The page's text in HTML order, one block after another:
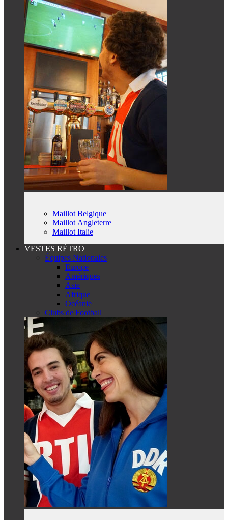
Maillot Belgique
Maillot Angleterre
Maillot Italie
VESTES RÉTRO
Équipes Nationales
Europe
Amériques
Asie
Afrique
Océanie
Clubs de Football